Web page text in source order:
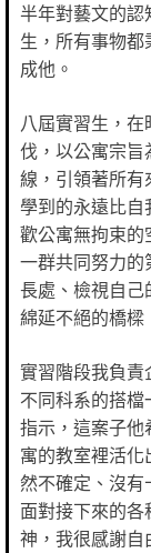
半年對藝文的認
生，所有事物
成他。
八屆實習生，
伐，以公寓宗
線，引領著所有
學到的永遠比
歡公寓無拘束的
一群共同努力的
長處、檢視自己
綿延不絕的橋樑
實習階段我負責
不同科系的搭
指示，這案子
寓的教室裡活
然不確定、沒
面對接下來的
神，我很感謝